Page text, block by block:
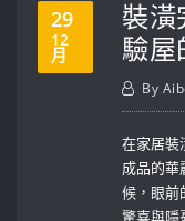
29
12
月
裝潢
驗屋
By
在家居裝
成品的華
候，眼前